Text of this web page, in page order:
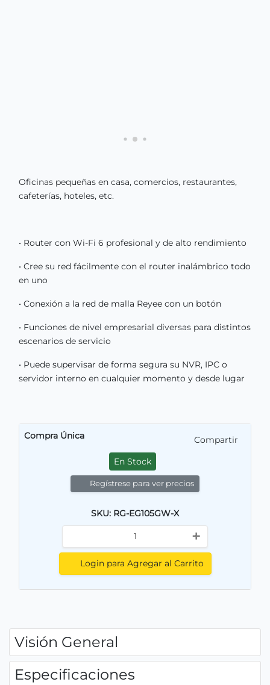
Oficinas pequeñas en casa, comercios, restaurantes,
cafeterías, hoteles, etc.
• Router con Wi-Fi 6 profesional y de alto rendimiento
• Cree su red fácilmente con el router inalámbrico todo
en uno
• Conexión a la red de malla Reyee con un botón
• Funciones de nivel empresarial diversas para distintos
escenarios de servicio
• Puede supervisar de forma segura su NVR, IPC o
servidor interno en cualquier momento y desde lugar
Compra Única
Compartir
En Stock
Regístrese para ver precios
SKU: RG-EG105GW-X
+
Login para Agregar al Carrito
Visión General
Especificaciones